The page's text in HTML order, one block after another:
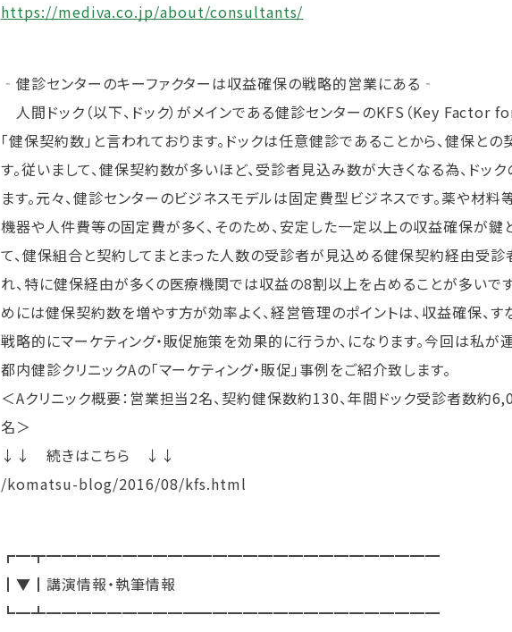
https://mediva.co.jp/about/consultants/
‐健診センターのキーファクターは収益確保の戦略的営業にある‐
人間ドック（以下、ドック）がメインである健診センターのKFS（Key Factor
「健保契約数」と言われております。ドックは任意健診であることから、健保と
す。従いまして、健保契約数が多いほど、受診者見込み数が大きくなる為、ドック
ます。元々、健診センターのビジネスモデルは固定費型ビジネスです。薬や材料
機器や人件費等の固定費が多く、そのため、安定した一定以上の収益確保が鍵
て、健保組合と契約してまとまった人数の受診者が見込める健保契約経由受
れ、特に健保経由が多くの医療機関では収益の8割以上を占めることが多いです
めには健保契約数を増やす方が効率よく、経営管理のポイントは、収益確保、
戦略的にマーケティング・販促施策を効果的に行うか、になります。今回は私が
都内健診クリニックAの「マーケティング・販促」事例をご紹介致します。
＜Aクリニック概要：営業担当2名、契約健保数約130、年間ドック受診者数約
名＞
↓↓ 続きはこちら ↓↓
/komatsu-blog/2016/08/kfs.html
┏━┳━━━━━━━━━━━━━━━━━━━━━━━━━━
┃▼┃講演情報・執筆情報
┗━┻━━━━━━━━━━━━━━━━━━━━━━━━━━